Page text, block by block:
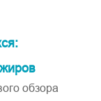
обзора​​